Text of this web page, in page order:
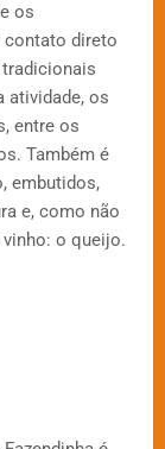
os
contato direto
atividade, os
entre os
Também é
embutidos,
e, como não
o queijo.